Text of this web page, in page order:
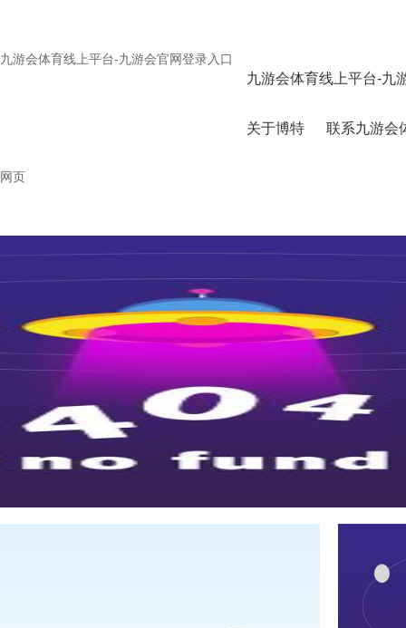
九游会体育线上平台-九游会官网登录入口
网页
九游会体育线上平台-九
关于博特 联系九游会
您是都在搜： 激光打标机 激光焊接机 光纤激光焊接机 光纤激光打标机
当前位置： 九游会体育线上平台-九游会官网登录入口网页/新闻中心 /